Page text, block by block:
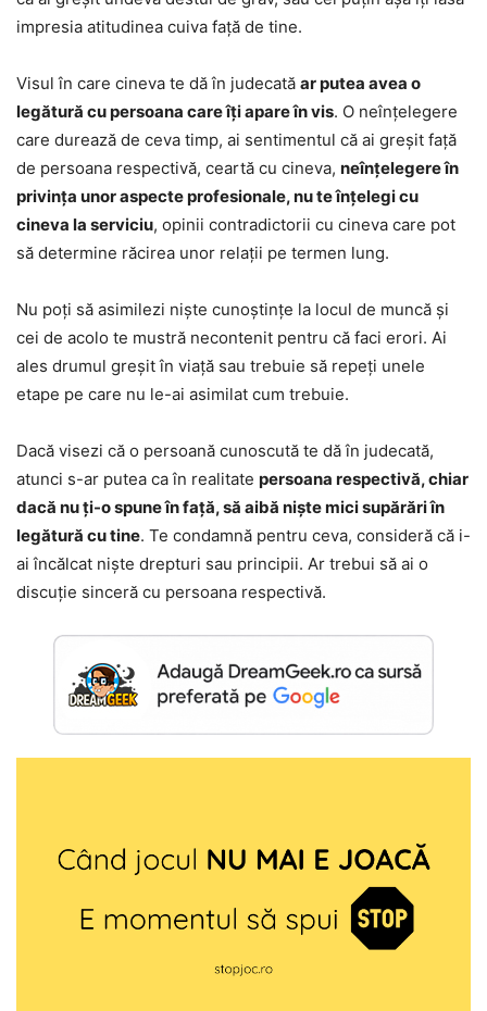
impresia atitudinea cuiva față de tine.
Visul în care cineva te dă în judecată ar putea avea o
legătură cu persoana care îți apare în vis. O neînțelegere
care durează de ceva timp, ai sentimentul că ai greșit față
de persoana respectivă, ceartă cu cineva, neînțelegere în
privința unor aspecte profesionale, nu te înțelegi cu
cineva la serviciu, opinii contradictorii cu cineva care pot
să determine răcirea unor relații pe termen lung.
Nu poți să asimilezi niște cunoștințe la locul de muncă și
cei de acolo te mustră necontenit pentru că faci erori. Ai
ales drumul greșit în viață sau trebuie să repeți unele
etape pe care nu le-ai asimilat cum trebuie.
Dacă visezi că o persoană cunoscută te dă în judecată,
atunci s-ar putea ca în realitate persoana respectivă, chiar
dacă nu ți-o spune în față, să aibă niște mici supărări în
legătură cu tine. Te condamnă pentru ceva, consideră că i-
ai încălcat niște drepturi sau principii. Ar trebui să ai o
discuție sinceră cu persoana respectivă.